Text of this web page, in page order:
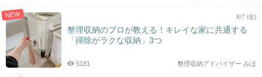
NEW 8/7 (金)
整理収納のプロが教える！キレイな家に共通する
「掃除がラクな収納」3つ
整理収納アドバイザー みほ
5181